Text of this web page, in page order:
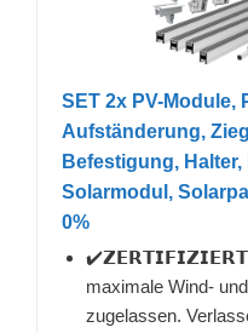
SET 2x PV-Module,
Aufständerung,
Befestigung,
Solarmodul,
0%
maximale Wind-
zugelassen.